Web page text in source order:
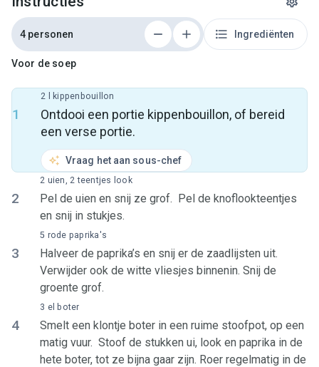
4 personen Ingrediënten
Voor de soep
1
Ontdooi een portie kippenbouillon, of bereid
een verse portie.
Vraag het aan sous-chef
2 l kippenbouillon
2
Pel de uien en snij ze grof. Pel de knoflookteentjes
en snij in stukjes.
2 uien, 2 teentjes look
3
Halveer de paprika’s en snij er de zaadlijsten uit.
Verwijder ook de witte vliesjes binnenin. Snij de
groente grof.
5 rode paprika's
4
Smelt een klontje boter in een ruime stoofpot, op een
matig vuur. Stoof de stukken ui, look en paprika in de
hete boter, tot ze bijna gaar zijn. Roer regelmatig in de
3 el boter